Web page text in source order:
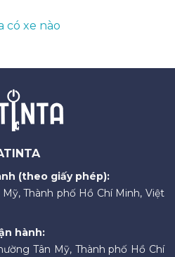
có xe nào
(theo giấy phép):
Thành phố Hồ Chí Minh, Việt
hành:
Tân Mỹ, Thành phố Hồ Chí